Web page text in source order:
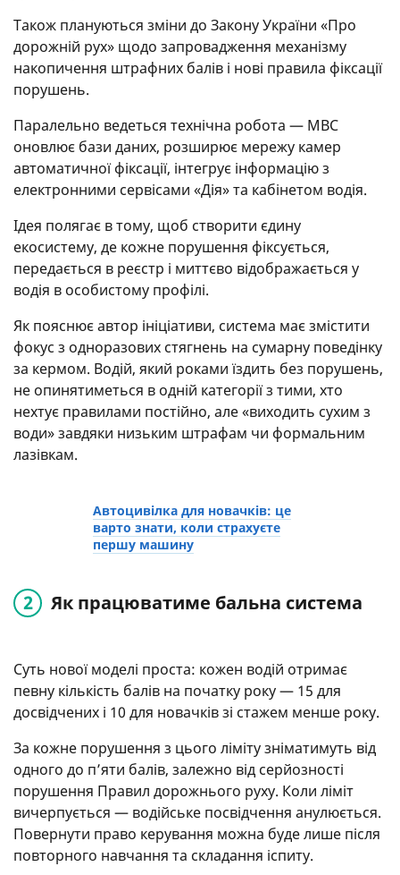
Також плануються зміни до Закону України «Про
дорожній рух» щодо запровадження механізму
накопичення штрафних балів і нові правила фіксації
порушень.
Паралельно ведеться технічна робота — МВС
оновлює бази даних, розширює мережу камер
автоматичної фіксації, інтегрує інформацію з
електронними сервісами «Дія» та кабінетом водія.
Ідея полягає в тому, щоб створити єдину
екосистему, де кожне порушення фіксується,
передається в реєстр і миттєво відображається у
водія в особистому профілі.
Як пояснює автор ініціативи, система має змістити
фокус з одноразових стягнень на сумарну поведінку
за кермом. Водій, який роками їздить без порушень,
не опинятиметься в одній категорії з тими, хто
нехтує правилами постійно, але «виходить сухим з
води» завдяки низьким штрафам чи формальним
лазівкам.
Автоцивілка для новачків: це
варто знати, коли страхуєте
першу машину
Як працюватиме бальна система
Суть нової моделі проста: кожен водій отримає
певну кількість балів на початку року — 15 для
досвідчених і 10 для новачків зі стажем менше року.
За кожне порушення з цього ліміту зніматимуть від
одного до п’яти балів, залежно від серйозності
порушення Правил дорожнього руху. Коли ліміт
вичерпується — водійське посвідчення анулюється.
Повернути право керування можна буде лише після
повторного навчання та складання іспиту.